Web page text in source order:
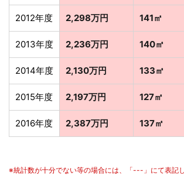
2012年度 2,298万円 141㎡
2013年度 2,236万円 140㎡
2014年度 2,130万円 133㎡
2015年度 2,197万円 127㎡
2016年度 2,387万円 137㎡
※統計数が十分でない等の場合には、「---」にて表記し